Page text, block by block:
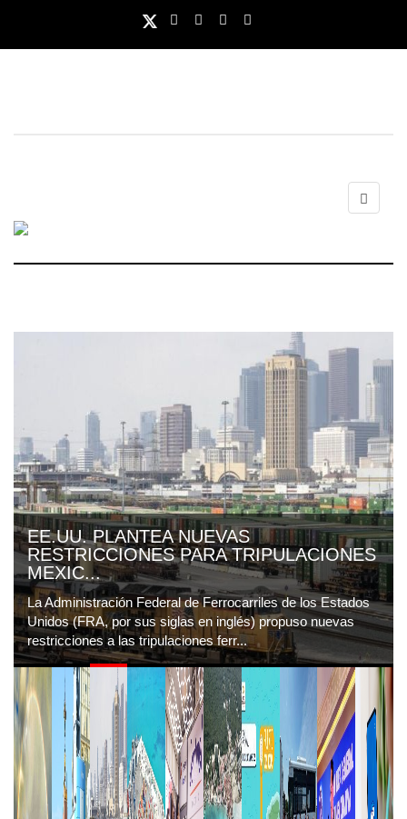
EE.UU. PLANTEA NUEVAS
RESTRICCIONES PARA TRIPULACIONES
MEXIC...
La Administración Federal de Ferrocarriles de los Estados
Unidos (FRA, por sus siglas en inglés) propuso nuevas
restricciones a las tripulaciones ferr...